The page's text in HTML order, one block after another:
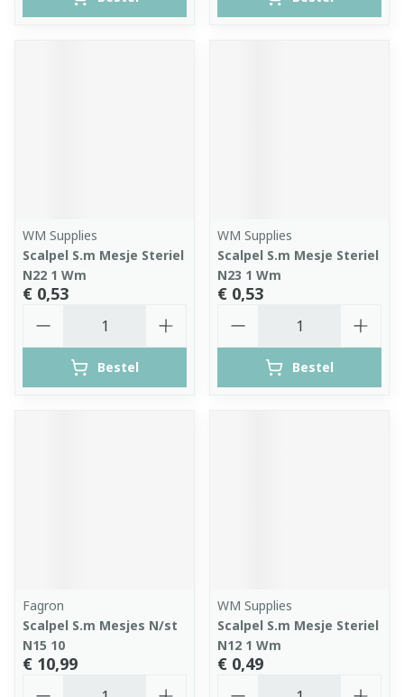
WM Supplies
Scalpel S.m Mesje Steriel
N22 1 Wm
€ 0,53
Bestel
WM Supplies
Scalpel S.m Mesje Steriel
N23 1 Wm
€ 0,53
Bestel
Fagron
Scalpel S.m Mesjes N/st
N15 10
€ 10,99
WM Supplies
Scalpel S.m Mesje Steriel
N12 1 Wm
€ 0,49